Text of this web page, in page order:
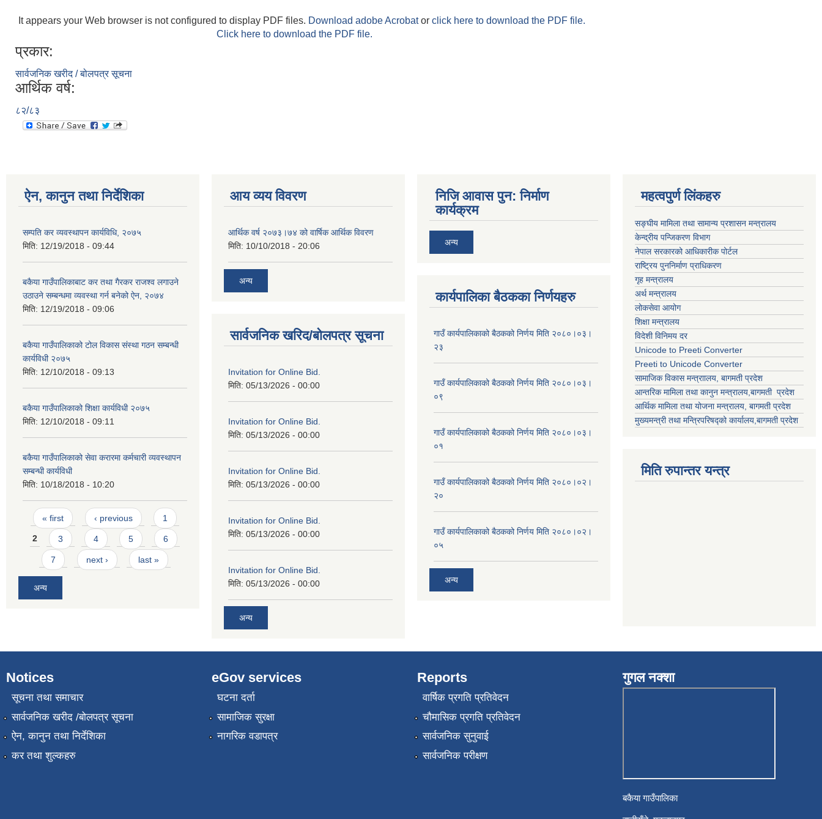
It appears your Web browser is not configured to display PDF files. Download adobe Acrobator click here to download the PDF file.
Click here to download the PDF file.
प्रकार:
सार्वजनिक खरीद / बोलपत्र सूचना
आर्थिक वर्ष:
८२/८३
ऐन, कानुन तथा निर्देशिका
सम्पति कर व्यवस्थापन कार्यविधि, २०७५
मिति: 12/19/2018 - 09:44
बकैया गाउँपालिकाबाट कर तथा गैरकर राजश्‍व लगाउने
उठाउने सम्बन्धमा व्यवस्था गर्न बनेको ऐन, २०७४
मिति: 12/19/2018 - 09:06
बकैया गाउँपालिकाको टोल विकास संस्था गठन सम्बन्धी
कार्यविधी २०७५
मिति: 12/10/2018 - 09:13
बकैया गाउँपालिकाको शिक्षा कार्यविधी २०७५
मिति: 12/10/2018 - 09:11
बकैया गाउँपालिकाको सेवा करारमा कर्मचारी व्यवस्थापन
सम्बन्धी कार्यविधी
मिति: 10/18/2018 - 10:20
Pages
« first ‹ previous 1
2 3 4 5 6
7 next › last »
अन्य
आय व्यय विवरण
आर्थिक वर्ष २०७३।७४ को वार्षिक आर्थिक विवरण
मिति: 10/10/2018 - 20:06
अन्य
सार्वजनिक खरिद/बोलपत्र सूचना
Invitation for Online Bid.
मिति: 05/13/2026 - 00:00
Invitation for Online Bid.
मिति: 05/13/2026 - 00:00
Invitation for Online Bid.
मिति: 05/13/2026 - 00:00
Invitation for Online Bid.
मिति: 05/13/2026 - 00:00
Invitation for Online Bid.
मिति: 05/13/2026 - 00:00
अन्य
निजि आवास पुन: निर्माण
कार्यक्रम
अन्य
कार्यपालिका बैठकका निर्णयहरु
गाउँ कार्यपालिकाको बैठकको निर्णय मिति २०८०।०३।
२३
गाउँ कार्यपालिकाको बैठकको निर्णय मिति २०८०।०३।
०९
गाउँ कार्यपालिकाको बैठकको निर्णय मिति २०८०।०३।
०१
गाउँ कार्यपालिकाको बैठकको निर्णय मिति २०८०।०२।
२०
गाउँ कार्यपालिकाको बैठकको निर्णय मिति २०८०।०२।
०५
अन्य
महत्वपुर्ण लिंकहरु
सङ्घीय मामिला तथा सामान्य प्रशासन मन्त्रालय
केन्द्रीय पन्जिकरण विभाग
नेपाल सरकारको आधिकारीक पोर्टल
राष्ट्रिय पुननिर्माण प्राधिकरण
गृह मन्त्रालय
अर्थ मन्त्रालय
लोकसेवा आयोग
शिक्षा मन्त्रालय
विदेशी विनिमय दर
Unicode to Preeti Converter
Preeti to Unicode Converter
सामाजिक विकास मन्त्राालय, बागमती प्रदेश
आन्तरिक मामिला तथा कानुन मन्त्रालय,बागमती प्रदेश
आर्थिक मामिला तथा योजना मन्त्रालय, बागमती प्रदेश
मुख्यमन्त्री तथा मन्त्रिपरिषद्को कार्यालय,बागमती प्रदेश
मिति रुपान्तर यन्त्र
Notices
सूचना तथा समाचार
सार्वजनिक खरीद /बोलपत्र सूचना
ऐन, कानुन तथा निर्देशिका
कर तथा शुल्कहरु
eGov services
घटना दर्ता
सामाजिक सुरक्षा
नागरिक वडापत्र
Reports
वार्षिक प्रगति प्रतिवेदन
चौमासिक प्रगति प्रतिवेदन
सार्वजनिक सुनुवाई
सार्वजनिक परीक्षण
गुगल नक्शा
बकैया गाउँपालिका